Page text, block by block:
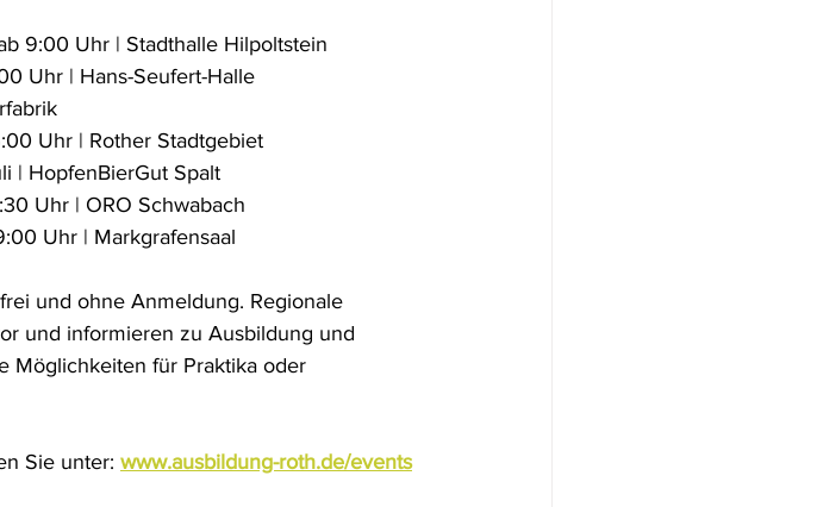
9:00 Uhr | Stadthalle Hilpoltstein
Uhr | Hans-Seufert-Halle
Uhr | Rother Stadtgebiet
| HopfenBierGut Spalt
Uhr | ORO Schwabach
Uhr | Markgrafensaal
und ohne Anmeldung. Regionale
und informieren zu Ausbildung und
Möglichkeiten für Praktika oder
Sie unter: www.ausbildung-roth.de/events